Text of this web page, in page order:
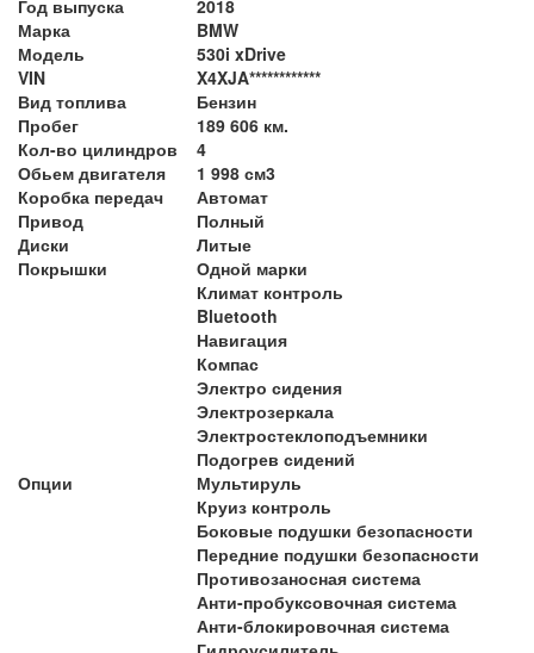
Год выпуска
2018
Марка
BMW
Модель
530i xDrive
VIN
X4XJA************
Вид топлива
Бензин
Пробег
189 606 км.
Кол-во цилиндров
4
Обьем двигателя
1 998 см3
Коробка передач
Автомат
Привод
Полный
Диски
Литые
Покрышки
Одной марки
Опции
Климат контроль
Bluetooth
Навигация
Компас
Электро сидения
Электрозеркала
Электростеклоподъемники
Подогрев сидений
Мультируль
Круиз контроль
Боковые подушки безопасности
Передние подушки безопасности
Противозаносная система
Анти-пробуксовочная система
Анти-блокировочная система